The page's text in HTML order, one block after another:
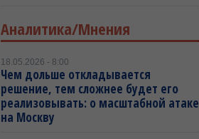
Аналитика/Мнения
18.05.2026 - 8:00
Чем дольше откладывается
решение, тем сложнее будет его
реализовывать: о масштабной атаке
на Москву